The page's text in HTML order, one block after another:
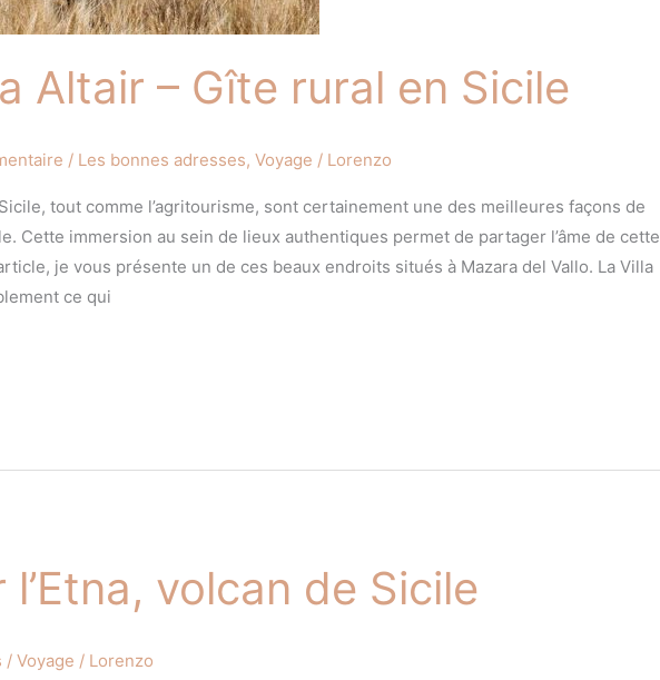
Altair – Gîte rural en Sicile
/ Les bonnes adresses,Voyage / Lorenzo
tout comme l’agritourisme, sont certainement une des meilleures façons de
Cette immersion au sein de lieux authentiques permet de partager l’âme de cette
je vous présente un de ces beaux endroits situés à Mazara del Vallo. La Villa
ce qui
volcan de Sicile
/Voyage / Lorenzo